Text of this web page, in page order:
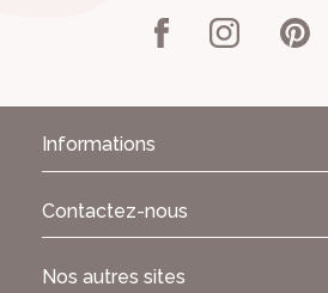
Informations
Nos autres sites
Contactez-nous